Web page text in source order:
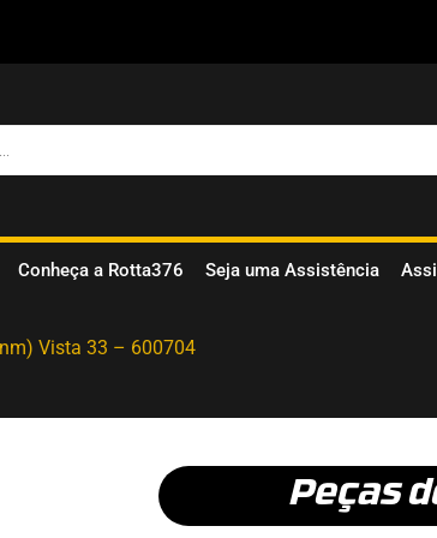
Conheça a Rotta376 Seja uma Assistência
Vista 33 – 600704
Peças